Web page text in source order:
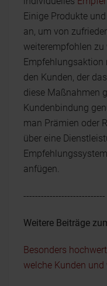
Einige Produkte
an, um von
weiterempfohlen
Empfehlungsaktion
den Kunden, der
diese Maßnahmen
Kundenbindung
man Prämien oder
über eine
anfügen.
----------------------------
Weitere Beiträge
Besonders
welche Kunden